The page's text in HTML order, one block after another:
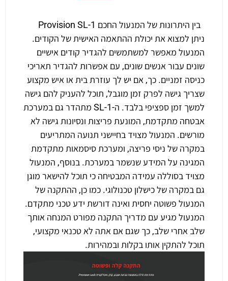
בין היתרונות של המנעול החכם Provision SL-1
ניתן למצוא את יכולת ההתאמה האישית של הקודים.
המנעול מאפשר למשתמשים להגדיר קודים אישיים
שונים עבור אנשים שונים, עם אפשרות להגדיר תאריכי
כניסה זמניים. כך, אם יש לך עוזרת בית או איש מקצוע
שצריך גישה לפרק זמן מוגבל, תוכל להעניק להם גישה
למשך זמן ספציפי בלבד. ה-SL-1 מתהדר גם במערכת
אבטחה מתקדמת, המונעת פריצות ונסיונות גישה לא
מורשים. המנעול מצויד בחיישני תנועה המתריעים
במקרה של ניסי פריצה, ומערכת סיסמאות מתקדמת
המגינה על המידע שנשמר במערכת. בנוסף, המנעול
מצויד בסוללה עמידה המבטיחה כי תוכל להישאר מוגן
גם במקרה של כישלון טכנולוגי. כמו כן, ההתקנה של
המנעול פשוטה יחסית ואינה דורשת ידע טכני מתקדם.
המנעול מגיע עם מדריך התקנה מפורט המנחה אותך
שלב אחרי שלב, כך שגם אם אתה לא טכנאי מקצועי,
תוכל להתקין אותו בקלות ובמהירות.